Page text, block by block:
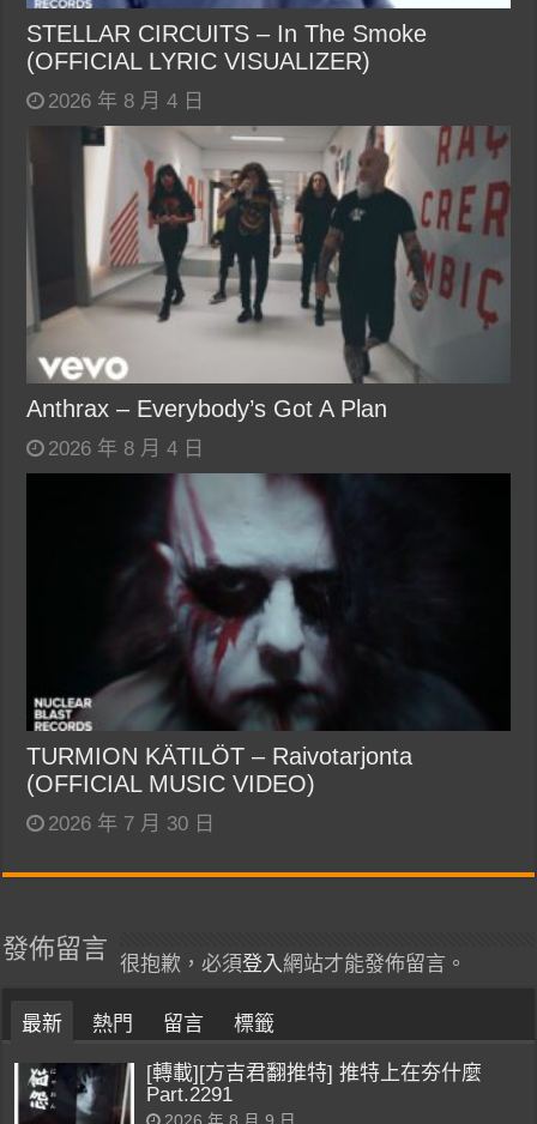
STELLAR CIRCUITS – In The Smoke
(OFFICIAL LYRIC VISUALIZER)
2026 年 8 月 4 日
Anthrax – Everybody’s Got A Plan
2026 年 8 月 4 日
TURMION KÄTILÖT – Raivotarjonta
(OFFICIAL MUSIC VIDEO)
2026 年 7 月 30 日
發佈留言
很抱歉，必須登入網站才能發佈留言。
最新 熱門 留言 標籤
[轉載][方吉君翻推特] 推特上在夯什麼
Part.2291